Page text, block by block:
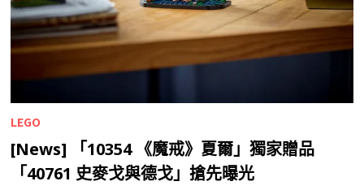
LEGO
[News] 「10354 《魔戒》夏爾」獨家贈品
「40761 史麥戈與德戈」搶先曝光